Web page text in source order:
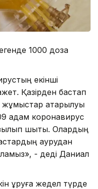
1000 доза
екінші
Қазірден бастап
жұмыстар атқарылуы
адам коронавирус
шықты. Олардың
аурудан
- деді Даниал
құруға жедел түрде